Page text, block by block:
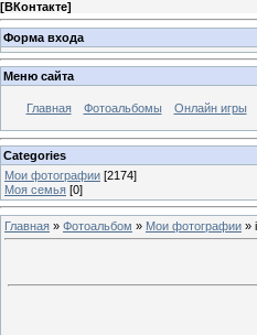
[ВКонтакте]
Форма входа
Меню сайта
Главная Фотоальбомы Онлайн игры
Categories
Мои фотографии [2174]
Моя семья [0]
Главная » Фотоальбом » Мои фотографии »